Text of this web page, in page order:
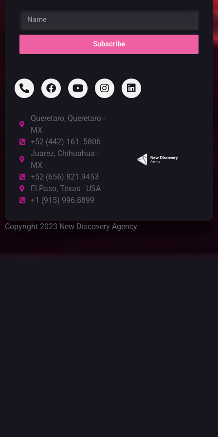
Subscribe
Queretaro, Queretaro -
MX
+52 (442) 161. 5806
Juarez, Chihuahua -
MX
+52 (656) 821.9453
El Paso, Texas - USA
+1 (915) 996.8899
Copyright 2023 New Discovery Agency